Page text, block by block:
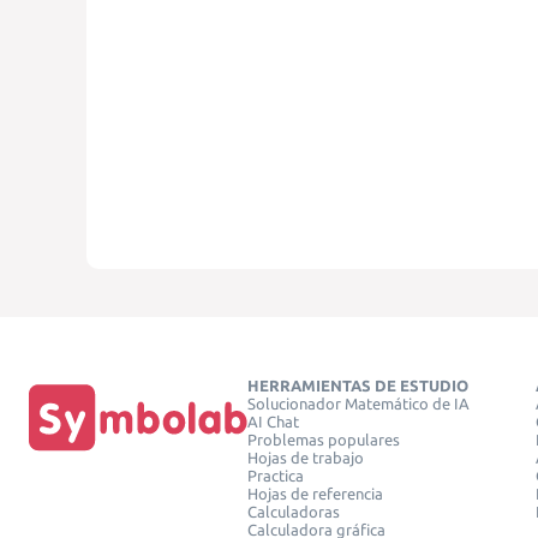
HERRAMIENTAS DE ESTUDIO
Solucionador Matemático de IA
AI Chat
Problemas populares
Hojas de trabajo
Practica
Hojas de referencia
Calculadoras
Calculadora gráfica